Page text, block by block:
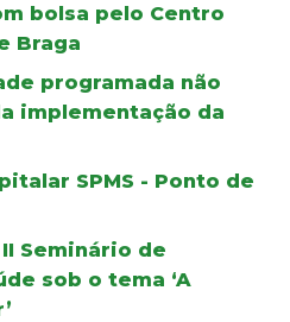
bolsa pelo Centro
Braga
programada não
implementação da
SPMS - Ponto de
Seminário de
sob o tema ‘A